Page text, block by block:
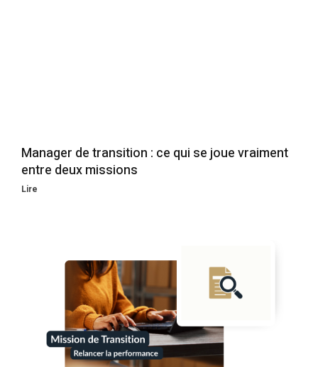
Manager de transition : ce qui se joue vraiment
entre deux missions
Lire